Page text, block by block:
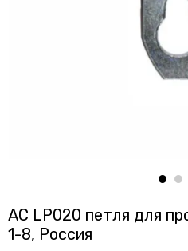
AC LP020 петля для
1-8, Россия